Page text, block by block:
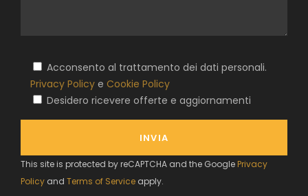
Acconsento al trattamento dei dati personali.
Privacy Policy e Cookie Policy
Desidero ricevere offerte e aggiornamenti
This site is protected by reCAPTCHA and the Google Privacy
Policy and Terms of Service apply.